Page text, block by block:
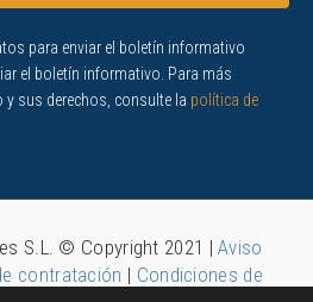
para enviar el boletín informativo
el boletín informativo. Para más
sus derechos, consulte la política de
S.L. © Copyright 2021 |Aviso
contratación | Condiciones de